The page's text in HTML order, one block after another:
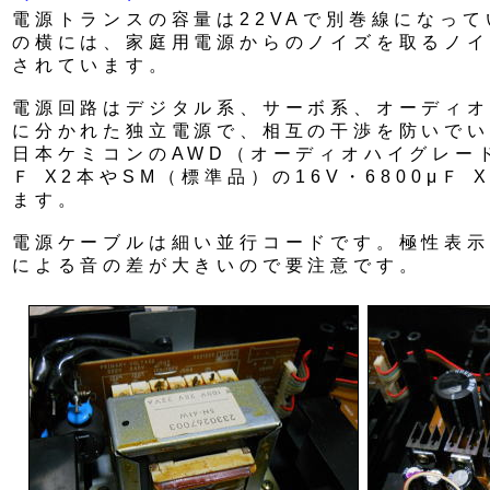
電源トランスの容量は22VAで別巻線になっ
の横には、家庭用電源からのノイズを取るノ
されています。
電源回路はデジタル系、サーボ系、オーディ
に分かれた独立電源で、相互の干渉を防いで
日本ケミコンのAWD（オーディオハイグレ
Ｆ X2本やSM（標準品）の16V・6800μＦ
ます。
電源ケーブルは細い並行コードです。極性表
による音の差が大きいので要注意です。